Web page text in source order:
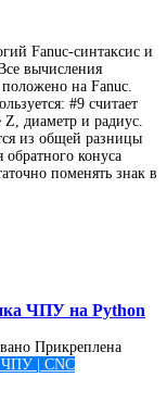
Fanuc-синтаксис и
вычисления
на Fanuc.
#9 считает
диаметр и радиус.
из общей разницы
конуса
поменять знак в
ЧПУ на Python
Прикреплена
ЧПУ | CNC